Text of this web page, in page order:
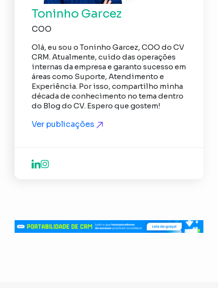
Toninho Garcez
COO
Olá, eu sou o Toninho Garcez, COO do CV
CRM. Atualmente, cuido das operações
internas da empresa e garanto sucesso em
áreas como Suporte, Atendimento e
Experiência. Por isso, compartilho minha
década de conhecimento no tema dentro
do Blog do CV. Espero que gostem!
Ver publicações